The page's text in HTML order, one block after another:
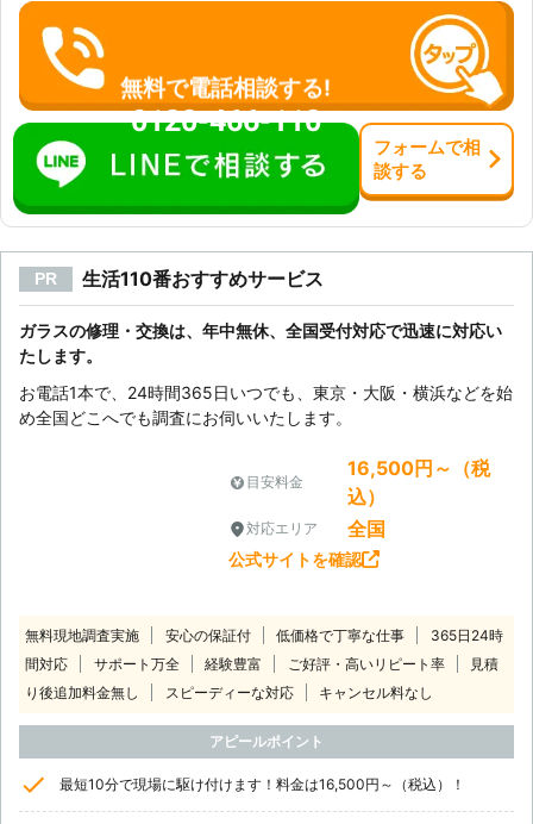
無料で電話相談する!
0120-466-110
フォームで相
談する
PR 生活110番おすすめサービス
ガラスの修理・交換は、年中無休、全国受付対応で迅速に対応い
たします。
お電話1本で、24時間365日いつでも、東京・大阪・横浜などを始
め全国どこへでも調査にお伺いいたします。
目安料金
16,500円～（税
込）
対応エリア 全国
公式サイトを確認
無料現地調査実施 安心の保証付 低価格で丁寧な仕事
365日24時
間対応
サポート万全 経験豊富 ご好評・高いリピート率
見積
り後追加料金無し
スピーディーな対応 キャンセル料なし
アピールポイント
最短10分で現場に駆け付けます！料金は16,500円～（税込）！